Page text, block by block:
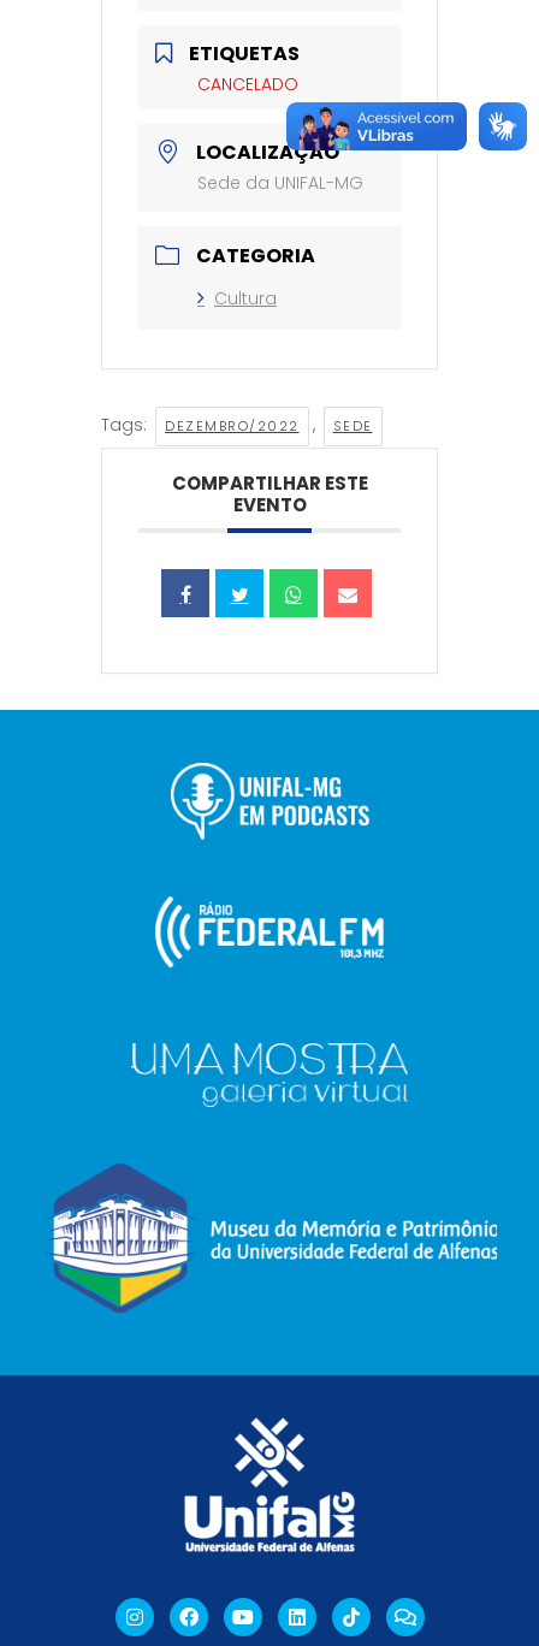
ETIQUETAS
CANCELADO
LOCALIZAÇÃO
Sede da UNIFAL-MG
CATEGORIA
Cultura
Tags: DEZEMBRO/2022 , SEDE
COMPARTILHAR ESTE
EVENTO